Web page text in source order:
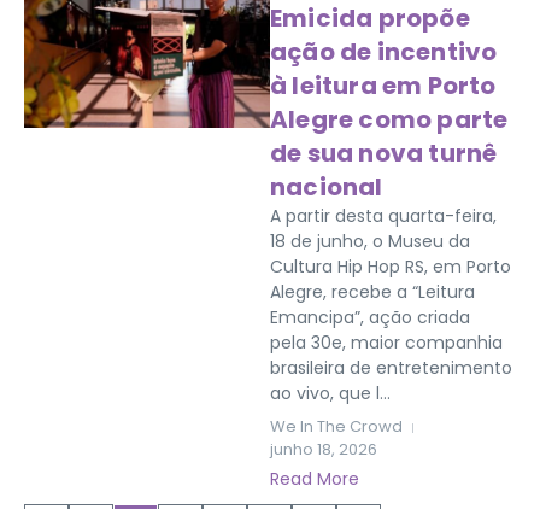
Emicida propõe
ação de incentivo
à leitura em Porto
Alegre como parte
de sua nova turnê
nacional
A partir desta quarta-feira,
18 de junho, o Museu da
Cultura Hip Hop RS, em Porto
Alegre, recebe a “Leitura
Emancipa”, ação criada
pela 30e, maior companhia
brasileira de entretenimento
ao vivo, que l...
We In The Crowd
junho 18, 2026
Read More